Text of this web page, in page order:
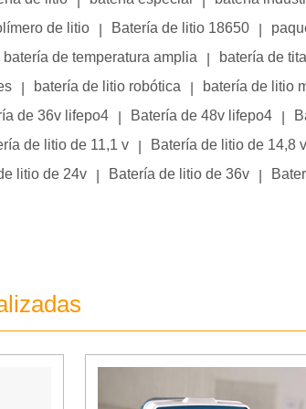
de litio Batería de litio 18650
batería de temperatura amplia batería de
batería de litio robótica batería de litio
de 36v lifepo4 Batería de 48v lifepo4
de litio de 11,1 v Batería de litio de 14,8 v
litio de 24v Batería de litio de 36v